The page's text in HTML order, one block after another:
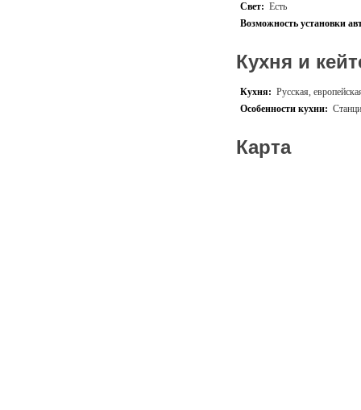
Свет: Есть
Возможность установки
Кухня и
Кухня: Русская,
Особенности кухни:
Карта